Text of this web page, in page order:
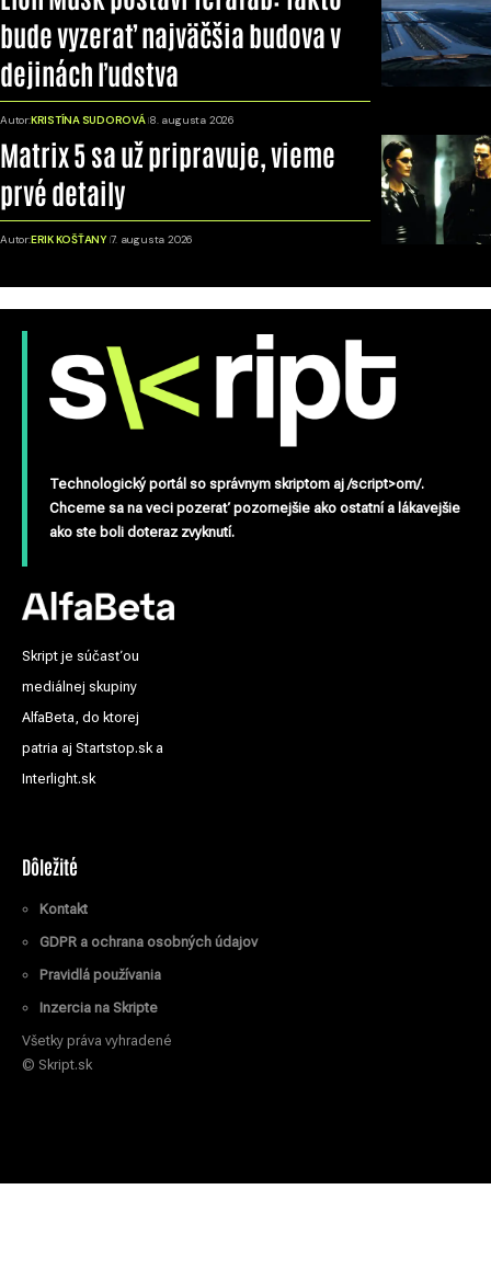
bude vyzerať najväčšia budova v
dejinách ľudstva
Autor:KRISTÍNA SUDOROVÁ 8. augusta 2026
Matrix 5 sa už pripravuje, vieme
prvé detaily
Autor:ERIK KOŠŤANY 7. augusta 2026
Technologický portál so správnym skriptom aj /script>om/.
Chceme sa na veci pozerať pozornejšie ako ostatní a lákavejšie
ako ste boli doteraz zvyknutí.
Skript je súčasťou
mediálnej skupiny
AlfaBeta, do ktorej
patria aj Startstop.sk a
Interlight.sk
Dôležité
Kontakt
GDPR a ochrana osobných údajov
Pravidlá používania
Inzercia na Skripte
Všetky práva vyhradené
© Skript.sk